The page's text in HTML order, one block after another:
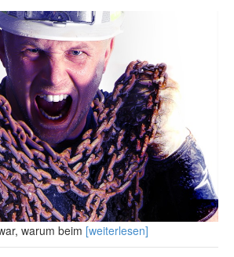
warum beim [weiterlesen]